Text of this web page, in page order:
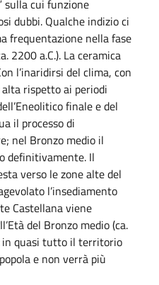
sulla cui funzione
dubbi. Qualche indizio ci
frequentazione nella fase
2200 a.C.). La ceramica
l’inaridirsi del clima, con
rispetto ai periodi
finale e del
il processo di
nel Bronzo medio il
definitivamente. Il
verso le zone alte del
l’insediamento
Castellana viene
del Bronzo medio (ca.
in quasi tutto il territorio
e non verrà più